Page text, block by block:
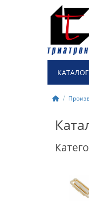
КАТАЛОГ